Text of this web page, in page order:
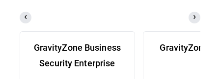
GravityZone Business
Security Enterprise
GravityZone